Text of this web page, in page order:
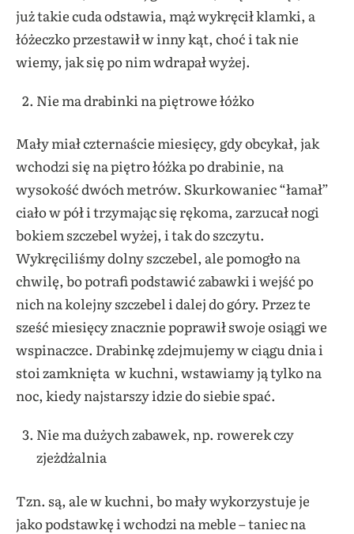
już takie cuda odstawia, mąż wykręcił klamki, a
łóżeczko przestawił w inny kąt, choć i tak nie
wiemy, jak się po nim wdrapał wyżej.
Nie ma drabinki na piętrowe łóżko
Mały miał czternaście miesięcy, gdy obcykał, jak
wchodzi się na piętro łóżka po drabinie, na
wysokość dwóch metrów. Skurkowaniec “łamał”
ciało w pół i trzymając się rękoma, zarzucał nogi
bokiem szczebel wyżej, i tak do szczytu.
Wykręciliśmy dolny szczebel, ale pomogło na
chwilę, bo potrafi podstawić zabawki i wejść po
nich na kolejny szczebel i dalej do góry. Przez te
sześć miesięcy znacznie poprawił swoje osiągi we
wspinaczce. Drabinkę zdejmujemy w ciągu dnia i
stoi zamknięta w kuchni, wstawiamy ją tylko na
noc, kiedy najstarszy idzie do siebie spać.
Nie ma dużych zabawek, np. rowerek czy
zjeżdżalnia
Tzn. są, ale w kuchni, bo mały wykorzystuje je
jako podstawkę i wchodzi na meble – taniec na